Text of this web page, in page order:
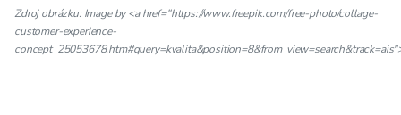
Zdroj obrázku: Image by <a href="https://www.freepik.com/free-photo/collage-
customer-experience-